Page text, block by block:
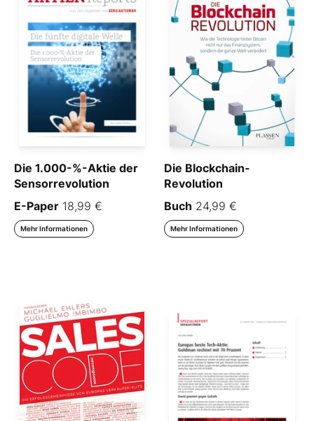
Die 1.000-%-Aktie der
Sensorrevolution
E-Paper 18,99 €
Mehr Informationen
Die Blockchain-
Revolution
Buch 24,99 €
Mehr Informationen